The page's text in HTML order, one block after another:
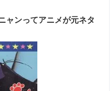
ャンってアニメが元ネタ